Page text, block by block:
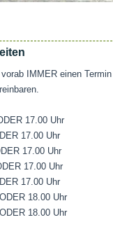
IMMER einen Termin
17.00 Uhr
17.00 Uhr
17.00 Uhr
17.00 Uhr
17.00 Uhr
18.00 Uhr
18.00 Uhr